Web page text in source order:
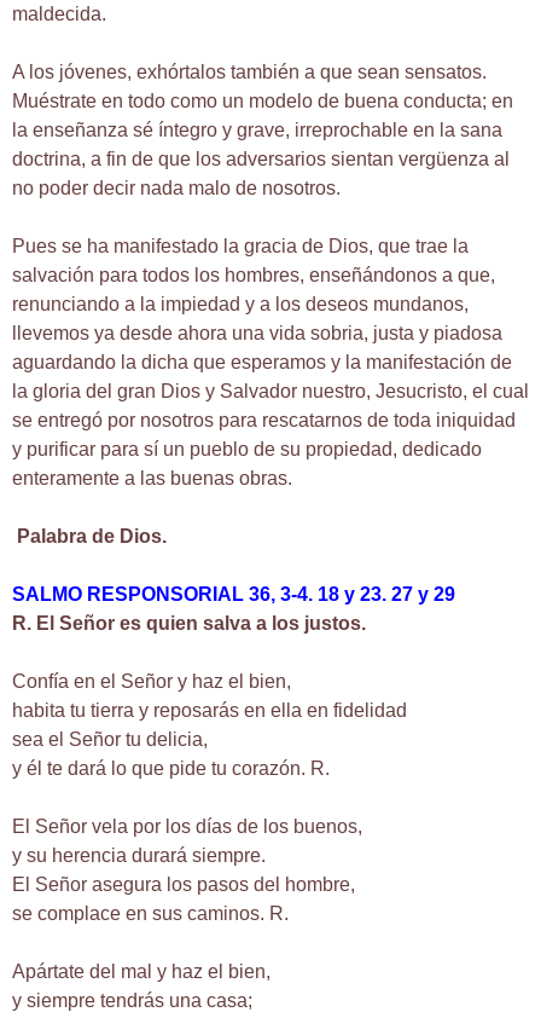
maldecida.
A los jóvenes, exhórtalos también a que sean sensatos.
Muéstrate en todo como un modelo de buena conducta; en
la enseñanza sé íntegro y grave, irreprochable en la sana
doctrina, a fin de que los adversarios sientan vergüenza al
no poder decir nada malo de nosotros.
Pues se ha manifestado la gracia de Dios, que trae la
salvación para todos los hombres, enseñándonos a que,
renunciando a la impiedad y a los deseos mundanos,
llevemos ya desde ahora una vida sobria, justa y piadosa
aguardando la dicha que esperamos y la manifestación de
la gloria del gran Dios y Salvador nuestro, Jesucristo, el cual
se entregó por nosotros para rescatarnos de toda iniquidad
y purificar para sí un pueblo de su propiedad, dedicado
enteramente a las buenas obras.
Palabra de Dios.
SALMO RESPONSORIAL 36, 3-4. 18 y 23. 27 y 29
R. El Señor es quien salva a los justos.
Confía en el Señor y haz el bien,
habita tu tierra y reposarás en ella en fidelidad
sea el Señor tu delicia,
y él te dará lo que pide tu corazón. R.
El Señor vela por los días de los buenos,
y su herencia durará siempre.
El Señor asegura los pasos del hombre,
se complace en sus caminos. R.
Apártate del mal y haz el bien,
y siempre tendrás una casa;